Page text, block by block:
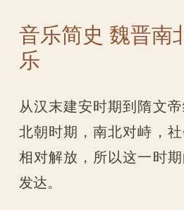
音乐简史 魏晋南
乐
从汉末建安时期到隋文
北朝时期，南北对峙，
相对解放，所以这一时
发达。